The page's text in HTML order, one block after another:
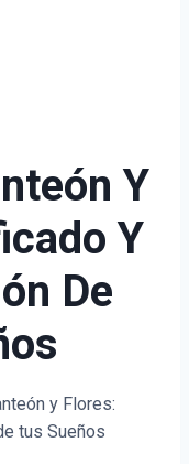
Y
Y
De
y Flores:
tus Sueños